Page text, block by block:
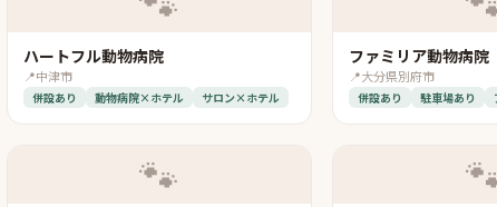
ハートフル動物病院
📍中津市
併設あり 動物病院×ホテル サロン×ホテル
ファミリア動物病院
📍大分県別府市
併設あり 駐車場あり
🐾